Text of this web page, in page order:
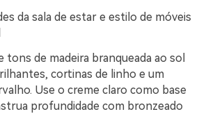
da sala de estar e estilo de móveis
tons de madeira branqueada ao sol
cortinas de linho e um
Use o creme claro como base
profundidade com bronzeado